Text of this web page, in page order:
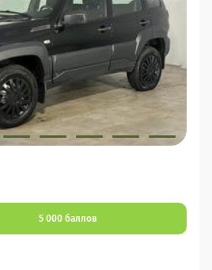
5 000 баллов